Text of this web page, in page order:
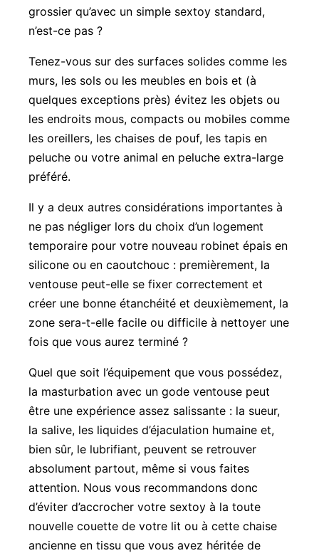
grossier qu’avec un simple sextoy standard,
n’est-ce pas ?
Tenez-vous sur des surfaces solides comme les
murs, les sols ou les meubles en bois et (à
quelques exceptions près) évitez les objets ou
les endroits mous, compacts ou mobiles comme
les oreillers, les chaises de pouf, les tapis en
peluche ou votre animal en peluche extra-large
préféré.
Il y a deux autres considérations importantes à
ne pas négliger lors du choix d’un logement
temporaire pour votre nouveau robinet épais en
silicone ou en caoutchouc : premièrement, la
ventouse peut-elle se fixer correctement et
créer une bonne étanchéité et deuxièmement, la
zone sera-t-elle facile ou difficile à nettoyer une
fois que vous aurez terminé ?
Quel que soit l’équipement que vous possédez,
la masturbation avec un gode ventouse peut
être une expérience assez salissante : la sueur,
la salive, les liquides d’éjaculation humaine et,
bien sûr, le lubrifiant, peuvent se retrouver
absolument partout, même si vous faites
attention. Nous vous recommandons donc
d’éviter d’accrocher votre sextoy à la toute
nouvelle couette de votre lit ou à cette chaise
ancienne en tissu que vous avez héritée de